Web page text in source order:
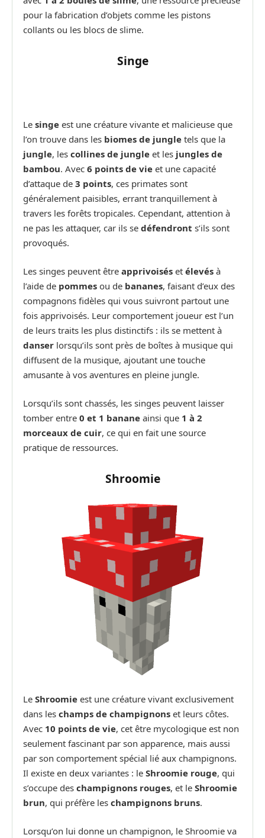
pour la fabrication d’objets comme les pistons
collants ou les blocs de slime.
Singe
Le singe est une créature vivante et malicieuse que
l’on trouve dans les biomes de jungle tels que la
jungle, les collines de jungle et les jungles de
bambou. Avec 6 points de vie et une capacité
d’attaque de 3 points, ces primates sont
généralement paisibles, errant tranquillement à
travers les forêts tropicales. Cependant, attention à
ne pas les attaquer, car ils se défendront s’ils sont
provoqués.
Les singes peuvent être apprivoisés et élevés à
l’aide de pommes ou de bananes, faisant d’eux des
compagnons fidèles qui vous suivront partout une
fois apprivoisés. Leur comportement joueur est l’un
de leurs traits les plus distinctifs : ils se mettent à
danser lorsqu’ils sont près de boîtes à musique qui
diffusent de la musique, ajoutant une touche
amusante à vos aventures en pleine jungle.
Lorsqu’ils sont chassés, les singes peuvent laisser
tomber entre 0 et 1 banane ainsi que 1 à 2
morceaux de cuir, ce qui en fait une source
pratique de ressources.
Shroomie
Le Shroomie est une créature vivant exclusivement
dans les champs de champignons et leurs côtes.
Avec 10 points de vie, cet être mycologique est non
seulement fascinant par son apparence, mais aussi
par son comportement spécial lié aux champignons.
Il existe en deux variantes : le Shroomie rouge, qui
s’occupe des champignons rouges, et le Shroomie
brun, qui préfère les champignons bruns.
Lorsqu’on lui donne un champignon, le Shroomie va